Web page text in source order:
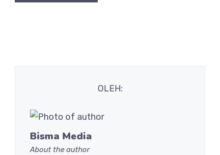
OLEH:
Bisma Media
About the author